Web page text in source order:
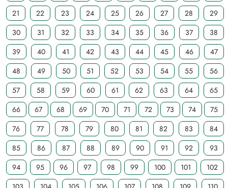
21
22 23 24 25 26 27 28
29
30
31 32 33 34 35 36 37
38
39
40 41 42 43 44 45 46
47
48
49 50 51 52 53 54 55
56
57
58 59 60 61 62 63 64
65
66
67 68 69 70 71 72 73 74
75
76
77 78 79 80 81 82 83
84
85
86 87 88 89 90 91 92
93
94
95 96 97 98 99 100 101
102